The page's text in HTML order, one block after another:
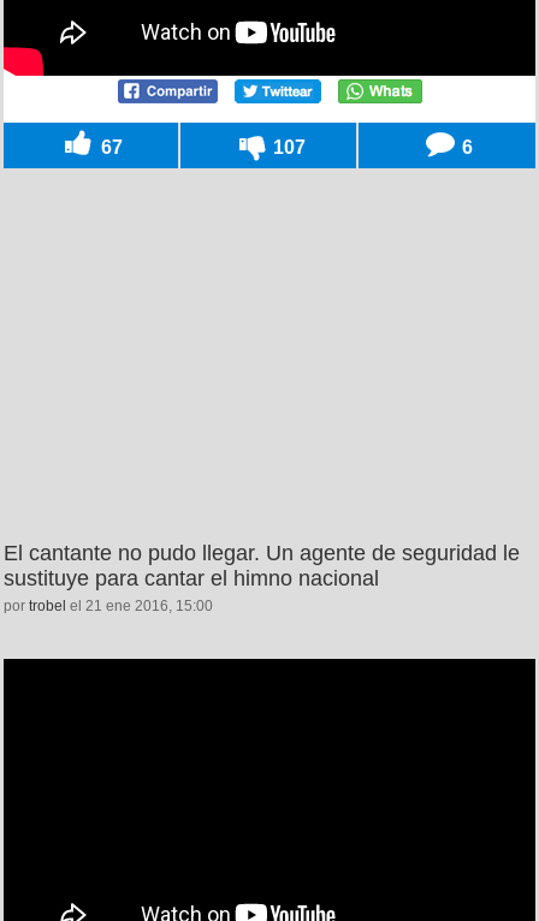
67 107 6
El cantante no pudo llegar. Un agente de seguridad le
sustituye para cantar el himno nacional
por trobel el 21 ene 2016, 15:00